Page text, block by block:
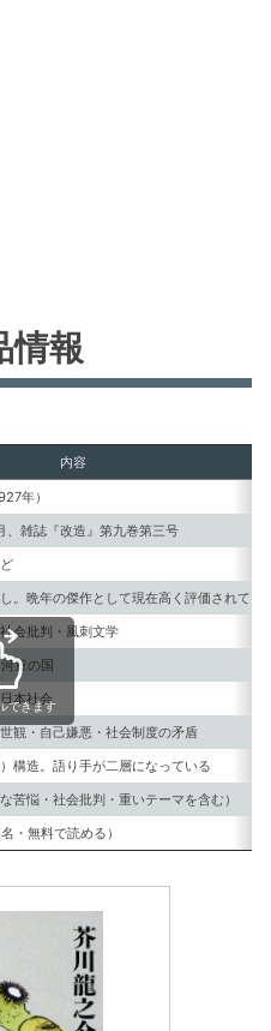
情報
内容
年）
、雑誌『改造』第九巻第三号
。晩年の傑作として現在高く評価されてい
会批判・風刺文学
童の国
本社会
観・自己嫌悪・社会制度の矛盾
構造。語り手が二層になっている
苦悩・社会批判・重いテーマを含む）
・無料で読める）
できます